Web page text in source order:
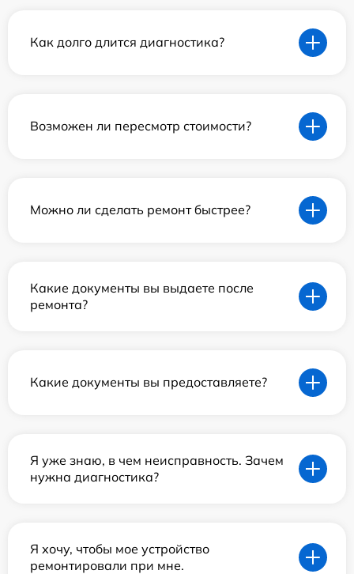
Как долго длится диагностика?
Возможен ли пересмотр стоимости?
Можно ли сделать ремонт быстрее?
Какие документы вы выдаете после
ремонта?
Какие документы вы предоставляете?
Я уже знаю, в чем неисправность. Зачем
нужна диагностика?
Я хочу, чтобы мое устройство
ремонтировали при мне.